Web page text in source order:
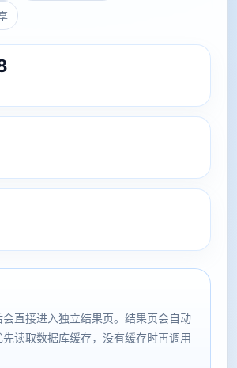
直接进入独立结果页。结果页会自动
读取数据库缓存，没有缓存时再调用